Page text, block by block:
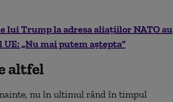
lui Trump la adresa aliațiilor NATO au
„Nu mai putem aștepta”
altfel
nu în ultimul rând în timpul